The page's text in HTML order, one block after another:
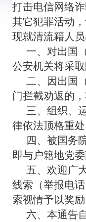
打击电信网络
其它犯罪活动
现就清流籍人
一、对出国
公安机关将采
二、因出国
门拦截劝返的
三、组织、
律依法顶格重处
四、被国务
即与户籍地党
五、欢迎广
线索（举报电
索视情予以奖励
六、本通告